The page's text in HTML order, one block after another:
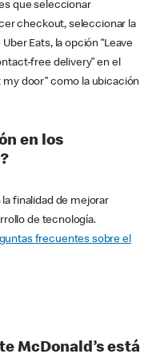
que seleccionar
checkout, seleccionar la
Eats, la opción “Leave
free delivery” en el
my door” como la ubicación
en los
finalidad de mejorar
de tecnología.
frecuentes sobre el
McDonald’s está